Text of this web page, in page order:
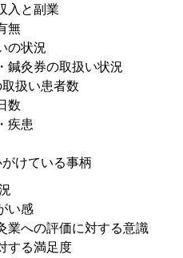
入と副業
無
の状況
鍼灸券の取扱い状況
取扱い患者数
数
疾患
がけている事柄
い感
業への評価に対する意識
する満足度